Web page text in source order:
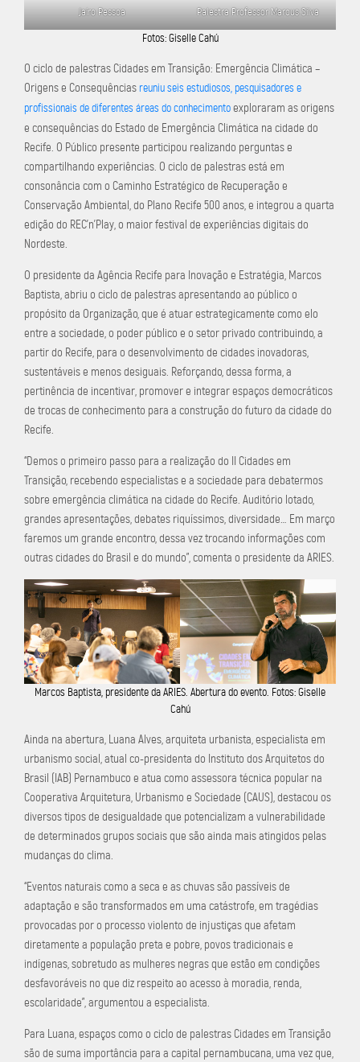
Jairo Pessoa Palestra Professor Marcus Silva
Fotos: Giselle Cahú
O ciclo de palestras Cidades em Transição: Emergência Climática –
Origens e Consequências reuniu seis estudiosos, pesquisadores e
profissionais de diferentes áreas do conhecimentoexploraram as origens
e consequências do Estado de Emergência Climática na cidade do
Recife. O Público presente participou realizando perguntas e
compartilhando experiências. O ciclo de palestras está em
consonância com o Caminho Estratégico de Recuperação e
Conservação Ambiental, do Plano Recife 500 anos, e integrou a quarta
edição do REC’n’Play, o maior festival de experiências digitais do
Nordeste.
O presidente da Agência Recife para Inovação e Estratégia, Marcos
Baptista, abriu o ciclo de palestras apresentando ao público o
propósito da Organização, que é atuar estrategicamente como elo
entre a sociedade, o poder público e o setor privado contribuindo, a
partir do Recife, para o desenvolvimento de cidades inovadoras,
sustentáveis e menos desiguais. Reforçando, dessa forma, a
pertinência de incentivar, promover e integrar espaços democráticos
de trocas de conhecimento para a construção do futuro da cidade do
Recife.
“Demos o primeiro passo para a realização do II Cidades em
Transição, recebendo especialistas e a sociedade para debatermos
sobre emergência climática na cidade do Recife. Auditório lotado,
grandes apresentações, debates riquíssimos, diversidade… Em março
faremos um grande encontro, dessa vez trocando informações com
outras cidades do Brasil e do mundo”, comenta o presidente da ARIES.
Marcos Baptista, presidente da ARIES. Abertura do evento. Fotos: Giselle
Cahú
Ainda na abertura, Luana Alves, arquiteta urbanista, especialista em
urbanismo social, atual co-presidenta do Instituto dos Arquitetos do
Brasil (IAB) Pernambuco e atua como assessora técnica popular na
Cooperativa Arquitetura, Urbanismo e Sociedade (CAUS), destacou os
diversos tipos de desigualdade que potencializam a vulnerabilidade
de determinados grupos sociais que são ainda mais atingidos pelas
mudanças do clima.
“Eventos naturais como a seca e as chuvas são passíveis de
adaptação e são transformados em uma catástrofe, em tragédias
provocadas por o processo violento de injustiças que afetam
diretamente a população preta e pobre, povos tradicionais e
indígenas, sobretudo as mulheres negras que estão em condições
desfavoráveis no que diz respeito ao acesso à moradia, renda,
escolaridade”, argumentou a especialista.
Para Luana, espaços como o ciclo de palestras Cidades em Transição
são de suma importância para a capital pernambucana, uma vez que,